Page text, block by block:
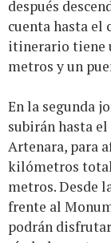
después
cuenta hasta el
itinerario tiene
metros y un
En la segunda
subirán hasta
Artenara, para
kilómetros
metros. Desde
frente al
podrán